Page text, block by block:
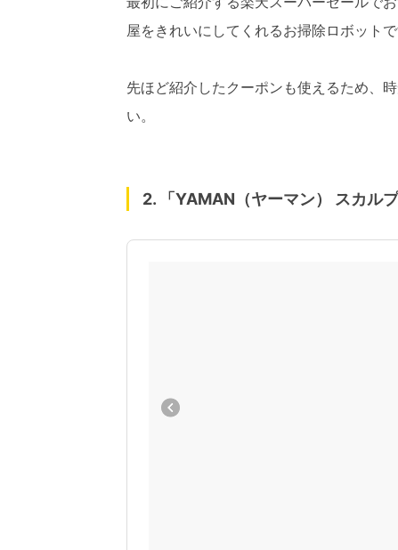
屋をきれいにしてくれるお掃除ロボットで
先ほど紹介したクーポンも使えるため、
い。
2. 「YAMAN（ヤーマン） スカル